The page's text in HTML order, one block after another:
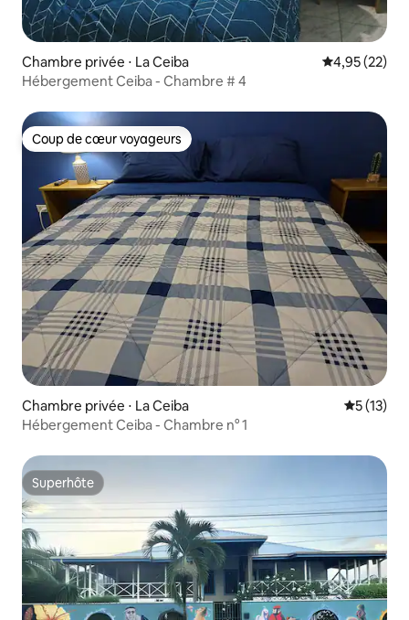
Chambre privée ⋅ La Ceiba Évaluation
4,95 (22)
Hébergement Ceiba - Chambre # 4
Coup de cœur voyageurs
Coup de cœur voyageurs
Chambre privée ⋅ La Ceiba
5 (13)
Hébergement Ceiba - Chambre n° 1
Superhôte
Superhôte